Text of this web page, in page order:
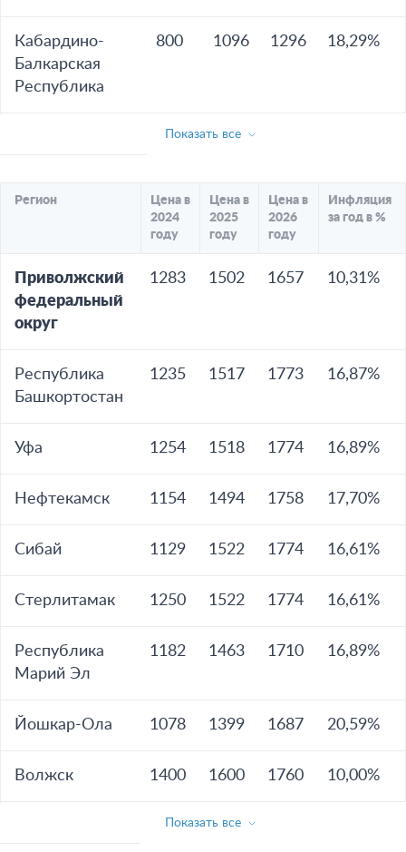
Кабардино-
Балкарская
Республика
800 1096 1296 18,29%
Показать все
Регион
Цена в
2024
году
Цена в
2025
году
Цена в
2026
году
Инфляция
за год в %
Приволжский
федеральный
округ
1283 1502 1657 10,31%
Республика
Башкортостан
1235 1517 1773 16,87%
Уфа 1254 1518 1774 16,89%
Нефтекамск 1154 1494 1758 17,70%
Сибай 1129 1522 1774 16,61%
Стерлитамак 1250 1522 1774 16,61%
Республика
Марий Эл
1182 1463 1710 16,89%
Йошкар-Ола 1078 1399 1687 20,59%
Волжск 1400 1600 1760 10,00%
Показать все